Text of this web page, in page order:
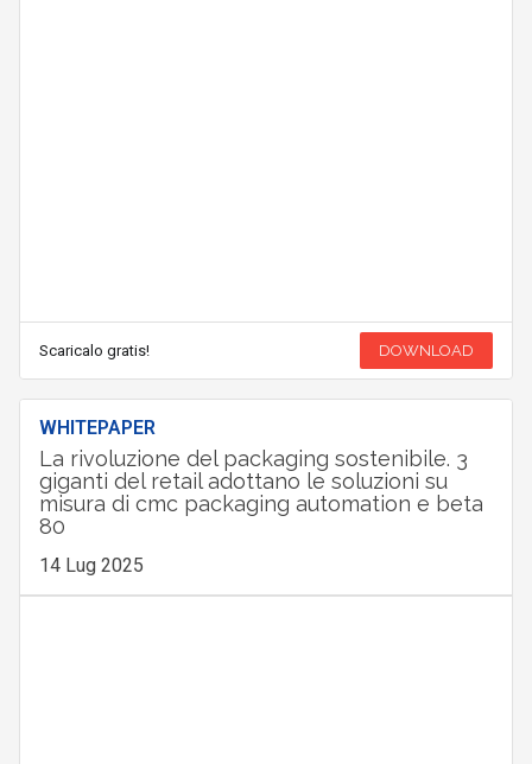
Scaricalo gratis! DOWNLOAD
WHITEPAPER
La rivoluzione del packaging sostenibile. 3
giganti del retail adottano le soluzioni su
misura di cmc packaging automation e beta
80
14 Lug 2025